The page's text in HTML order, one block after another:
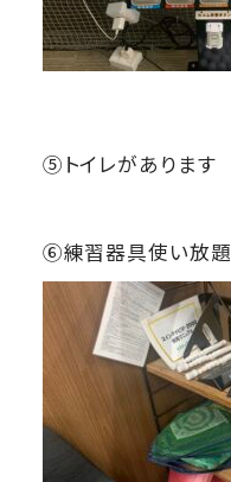
⑤トイレがあります
⑥練習器具使い放題